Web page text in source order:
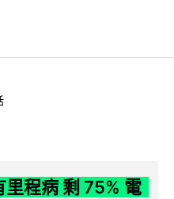
程病 剩 75% 電